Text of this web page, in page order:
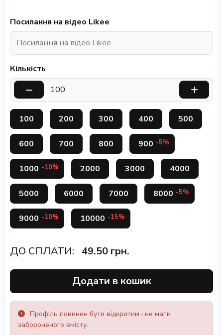
Посилання на відео Likee
Кількість
100 200 300 400 500
600 700 800 900 -5%
1000 -10% 2000 3000 4000
5000 6000 7000 8000 -5%
9000 -10% 10000 -15%
ДО СПЛАТИ: 49.50 грн.
Додати в кошик
Профіль повинен бути відкритим і не мати
забороненого вмісту.